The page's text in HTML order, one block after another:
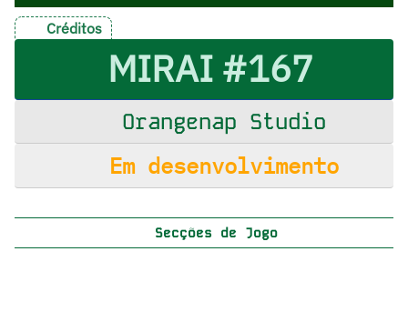
Créditos
MIRAI #167
Orangenap Studio
Em desenvolvimento
Secções de Jogo